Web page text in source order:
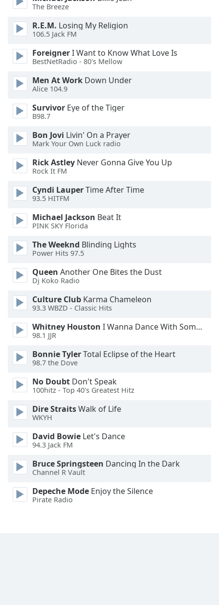
window.
Escape
cancel
and
close
Text
Color
Opacity
Text
Background
Color
Opacity
Caption
Area
Color
Opacity
Font
Size
Text
Edge
Style
Font
Reset
Done
The Breeze
R.E.M. Losing My Religion
106.5 Jack FM
ForeignerI Want to Know What Love Is
BestNetRadio - 80's Mellow
Men At Work Down Under
Alice 104.9
Survivor Eye of the Tiger
B98.7
Bon Jovi Livin' On a Prayer
Mark Your Own Luck radio
Rick Astley Never Gonna Give You Up
Rock It FM
Cyndi LauperTime After Time
93.5 HITFM
Michael Jackson Beat It
PINK SKY Florida
The Weeknd Blinding Lights
Power Hits 97.5
Queen Another One Bites the Dust
Dj Koko Radio
Culture Club Karma Chameleon
93.3 WBZD - Classic Hits
Whitney Houston I Wanna Dance With Somebody
98.1 JJR
Bonnie TylerTotal Eclipse of the Heart
98.7 the Dove
No Doubt Don't Speak
100hitz - Top 40's Greatest Hitz
Dire StraitsWalk of Life
WKYH
David Bowie Let's Dance
94.3 Jack FM
Bruce Springsteen Dancing In the Dark
Channel R Vault
Depeche Mode Enjoy the Silence
Pirate Radio